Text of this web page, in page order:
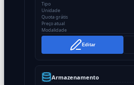
Tipo
Unidade
Quota grátis
Preço atual
Modalidade
Editar
Armazenamento